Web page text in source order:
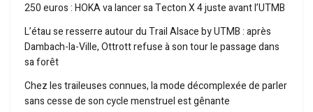
250 euros : HOKA va lancer sa Tecton X 4 juste avant l’UTMB
L’étau se resserre autour du Trail Alsace by UTMB : après
Dambach-la-Ville, Ottrott refuse à son tour le passage dans
sa forêt
Chez les traileuses connues, la mode décomplexée de parler
sans cesse de son cycle menstruel est gênante